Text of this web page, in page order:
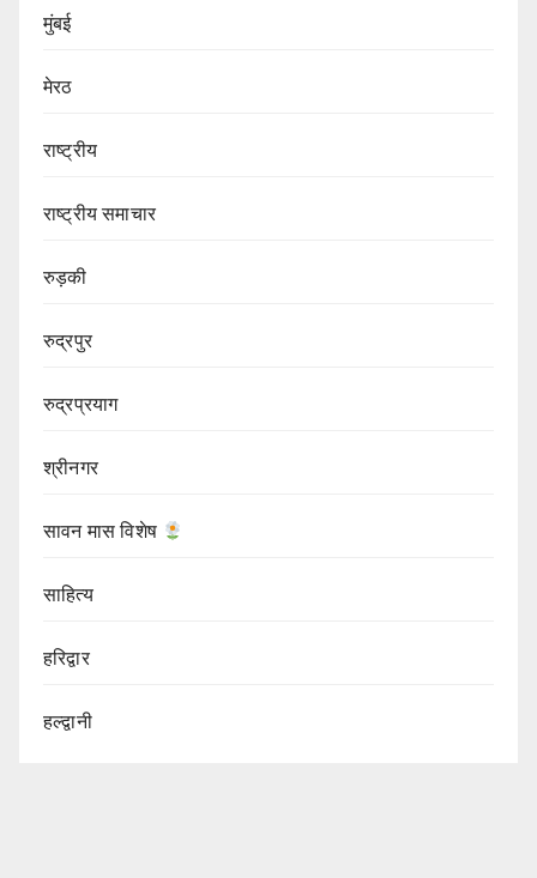
मुंबई
मेरठ
राष्ट्रीय
राष्ट्रीय समाचार
रुड़की
रुद्रपुर
रुद्रप्रयाग
श्रीनगर
सावन मास विशेष
साहित्य
हरिद्वार
हल्द्वानी